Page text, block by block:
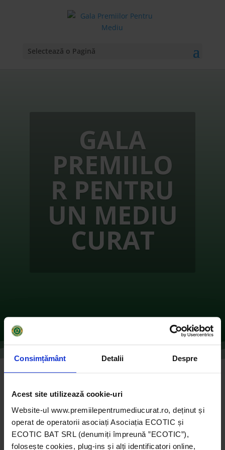
Consimțământ Detalii Despre
Acest site utilizează cookie-uri
Website-ul www.premiilepentrumediucurat.ro, deținut și
operat de operatorii asociați Asociația ECOTIC și
ECOTIC BAT SRL (denumiți împreună ”ECOTIC”),
folosește cookies, plug-ins și alți identificatori online,
Selectează o Pagină
GALA
PREMIILO
R PENTRU
UN MEDIU
CURAT
de Ecotic|oct. 11, 2021| 2019
învățământ|0 comentarii